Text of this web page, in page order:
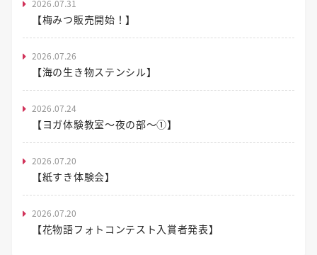
2026.07.31
【梅みつ販売開始！】
2026.07.26
【海の生き物ステンシル】
2026.07.24
【ヨガ体験教室～夜の部～①】
2026.07.20
【紙すき体験会】
2026.07.20
【花物語フォトコンテスト入賞者発表】